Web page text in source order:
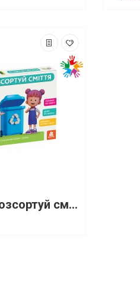
Сортери. Розсортуй сміття